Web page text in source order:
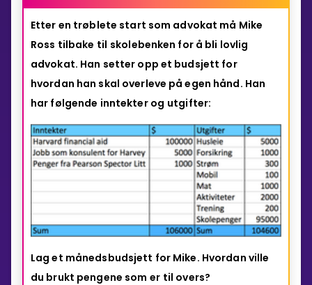
Etter en trøblete start som advokat må Mike
Ross tilbake til skolebenken for å bli lovlig
advokat. Han setter opp et budsjett for
hvordan han skal overleve på egen hånd. Han
har følgende inntekter og utgifter:
Lag et månedsbudsjett for Mike. Hvordan ville
du brukt pengene som er til overs?